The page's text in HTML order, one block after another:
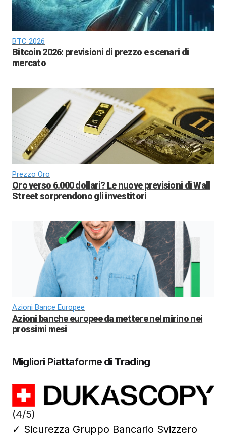
BTC 2026
Bitcoin 2026: previsioni di prezzo e scenari di
mercato
Prezzo Oro
Oro verso 6.000 dollari? Le nuove previsioni di Wall
Street sorprendono gli investitori
Azioni Bance Europee
Azioni banche europee da mettere nel mirino nei
prossimi mesi
Migliori Piattaforme di Trading
(4/5)
✓ Sicurezza Gruppo Bancario Svizzero